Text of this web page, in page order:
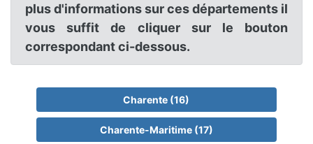
plus d'informations sur ces départements il
vous suffit de cliquer sur le bouton
correspondant ci-dessous.
Charente (16)
Charente-Maritime (17)